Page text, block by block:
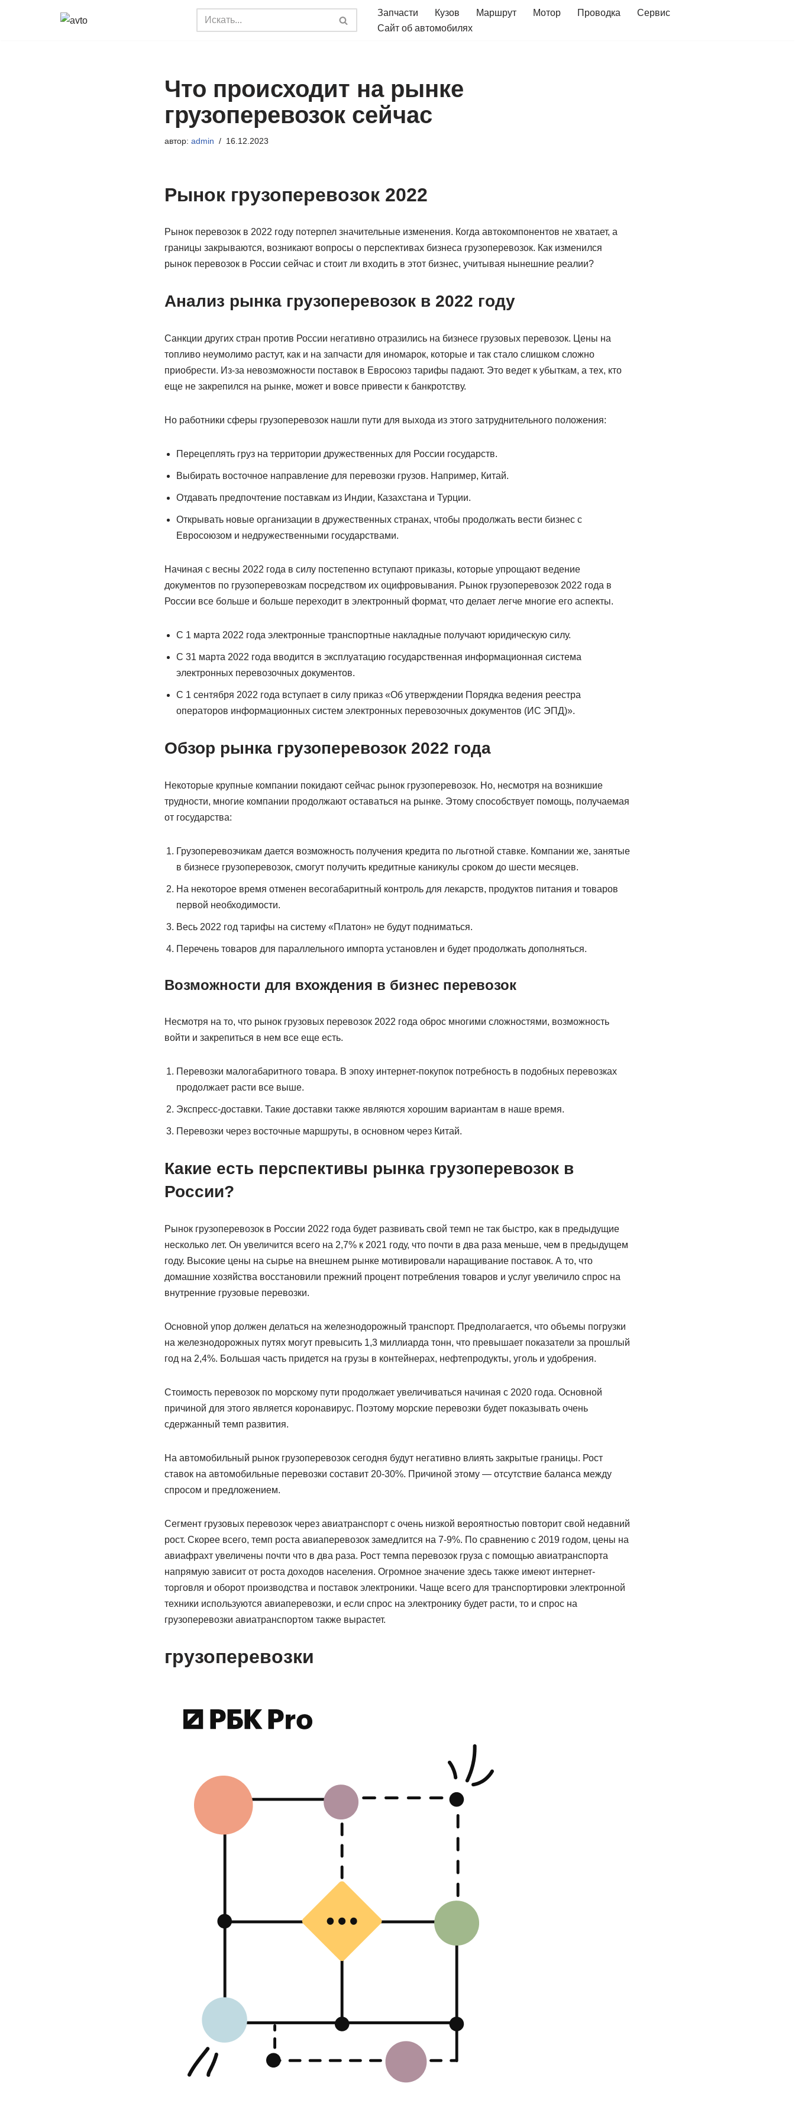
Запчасти Кузов Маршрут Мотор Проводка
Сервис
Сайт об автомобилях
Что происходит на рынке
грузоперевозок сейчас
автор: admin 16.12.2023
Рынок грузоперевозок 2022
Рынок перевозок в 2022 году потерпел значительные изменения. Когда автокомпонентов не хватает, а
границы закрываются, возникают вопросы о перспективах бизнеса грузоперевозок. Как изменился
рынок перевозок в России сейчас и стоит ли входить в этот бизнес, учитывая нынешние реалии?
Анализ рынка грузоперевозок в 2022 году
Санкции других стран против России негативно отразились на бизнесе грузовых перевозок. Цены на
топливо неумолимо растут, как и на запчасти для иномарок, которые и так стало слишком сложно
приобрести. Из-за невозможности поставок в Евросоюз тарифы падают. Это ведет к убыткам, а тех, кто
еще не закрепился на рынке, может и вовсе привести к банкротству.
Но работники сферы грузоперевозок нашли пути для выхода из этого затруднительного положения:
Перецеплять груз на территории дружественных для России государств.
Выбирать восточное направление для перевозки грузов. Например, Китай.
Отдавать предпочтение поставкам из Индии, Казахстана и Турции.
Открывать новые организации в дружественных странах, чтобы продолжать вести бизнес с
Евросоюзом и недружественными государствами.
Начиная с весны 2022 года в силу постепенно вступают приказы, которые упрощают ведение
документов по грузоперевозкам посредством их оцифровывания. Рынок грузоперевозок 2022 года в
России все больше и больше переходит в электронный формат, что делает легче многие его аспекты.
С 1 марта 2022 года электронные транспортные накладные получают юридическую силу.
С 31 марта 2022 года вводится в эксплуатацию государственная информационная система
электронных перевозочных документов.
С 1 сентября 2022 года вступает в силу приказ «Об утверждении Порядка ведения реестра
операторов информационных систем электронных перевозочных документов (ИС ЭПД)».
Обзор рынка грузоперевозок 2022 года
Некоторые крупные компании покидают сейчас рынок грузоперевозок. Но, несмотря на возникшие
трудности, многие компании продолжают оставаться на рынке. Этому способствует помощь, получаемая
от государства:
Грузоперевозчикам дается возможность получения кредита по льготной ставке. Компании же, занятые
в бизнесе грузоперевозок, смогут получить кредитные каникулы сроком до шести месяцев.
На некоторое время отменен весогабаритный контроль для лекарств, продуктов питания и товаров
первой необходимости.
Весь 2022 год тарифы на систему «Платон» не будут подниматься.
Перечень товаров для параллельного импорта установлен и будет продолжать дополняться.
Возможности для вхождения в бизнес перевозок
Несмотря на то, что рынок грузовых перевозок 2022 года оброс многими сложностями, возможность
войти и закрепиться в нем все еще есть.
Перевозки малогабаритного товара. В эпоху интернет-покупок потребность в подобных перевозках
продолжает расти все выше.
Экспресс-доставки. Такие доставки также являются хорошим вариантам в наше время.
Перевозки через восточные маршруты, в основном через Китай.
Какие есть перспективы рынка грузоперевозок в
России?
Рынок грузоперевозок в России 2022 года будет развивать свой темп не так быстро, как в предыдущие
несколько лет. Он увеличится всего на 2,7% к 2021 году, что почти в два раза меньше, чем в предыдущем
году. Высокие цены на сырье на внешнем рынке мотивировали наращивание поставок. А то, что
домашние хозяйства восстановили прежний процент потребления товаров и услуг увеличило спрос на
внутренние грузовые перевозки.
Основной упор должен делаться на железнодорожный транспорт. Предполагается, что объемы погрузки
на железнодорожных путях могут превысить 1,3 миллиарда тонн, что превышает показатели за прошлый
год на 2,4%. Большая часть придется на грузы в контейнерах, нефтепродукты, уголь и удобрения.
Стоимость перевозок по морскому пути продолжает увеличиваться начиная с 2020 года. Основной
причиной для этого является коронавирус. Поэтому морские перевозки будет показывать очень
сдержанный темп развития.
На автомобильный рынок грузоперевозок сегодня будут негативно влиять закрытые границы. Рост
ставок на автомобильные перевозки составит 20-30%. Причиной этому — отсутствие баланса между
спросом и предложением.
Сегмент грузовых перевозок через авиатранспорт с очень низкой вероятностью повторит свой недавний
рост. Скорее всего, темп роста авиаперевозок замедлится на 7-9%. По сравнению с 2019 годом, цены на
авиафрахт увеличены почти что в два раза. Рост темпа перевозок груза с помощью авиатранспорта
напрямую зависит от роста доходов населения. Огромное значение здесь также имеют интернет-
торговля и оборот производства и поставок электроники. Чаще всего для транспортировки электронной
техники используются авиаперевозки, и если спрос на электронику будет расти, то и спрос на
грузоперевозки авиатранспортом также вырастет.
грузоперевозки